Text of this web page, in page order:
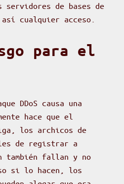
servidores de bases de
cualquier acceso.
para el
DDoS causa una
hace que el
los archicos de
de registrar a
también fallan y no
si lo hacen, los